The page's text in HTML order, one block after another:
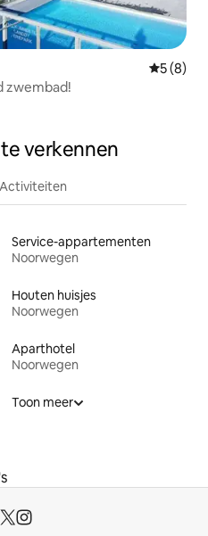
5 (8)
zwembad!
verkennen
Activiteiten
Service-appartementen
Noorwegen
Houten huisjes
Noorwegen
Aparthotel
Noorwegen
Toon meer